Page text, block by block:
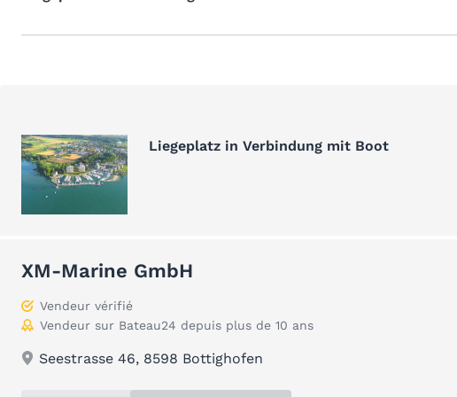
Liegeplatz in Verbindung mit Boot
XM-Marine GmbH
Vendeur vérifié
Vendeur sur Bateau24 depuis plus de 10 ans
Seestrasse 46, 8598 Bottighofen